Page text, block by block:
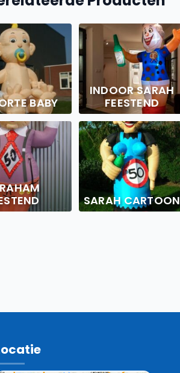
BABY
INDOOR SARAH
FEESTEND
SARAH CARTOON